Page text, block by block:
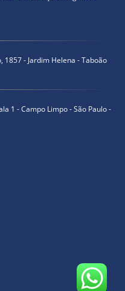
1857 - Jardim Helena - Taboão
1 - Campo Limpo - São Paulo -